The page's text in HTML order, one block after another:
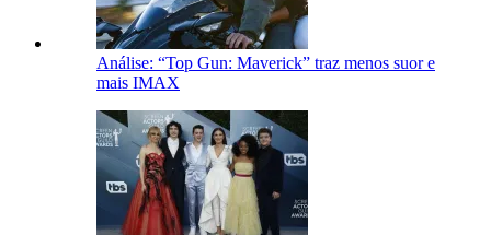
Análise: “Top Gun: Maverick” traz menos suor e
mais IMAX